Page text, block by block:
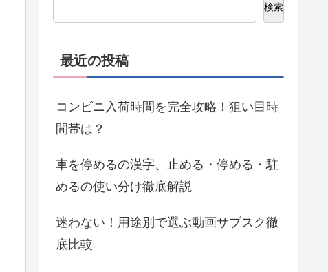
検索
最近の投稿
コンビニ入荷時間を完全攻略！狙い目時
間帯は？
車を停めるの漢字、止める・停める・駐
めるの使い分け徹底解説
迷わない！用途別で選ぶ動画サブスク徹
底比較